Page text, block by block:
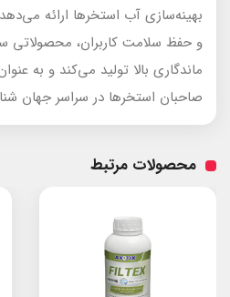
بهینه‌سازی آب استخرها ارائه می‌دهد.
و حفظ سلامت کاربران، محصولاتی
ماندگاری بالا تولید می‌کند و به
صاحبان استخرها در سراسر جهان
محصولات مرتبط